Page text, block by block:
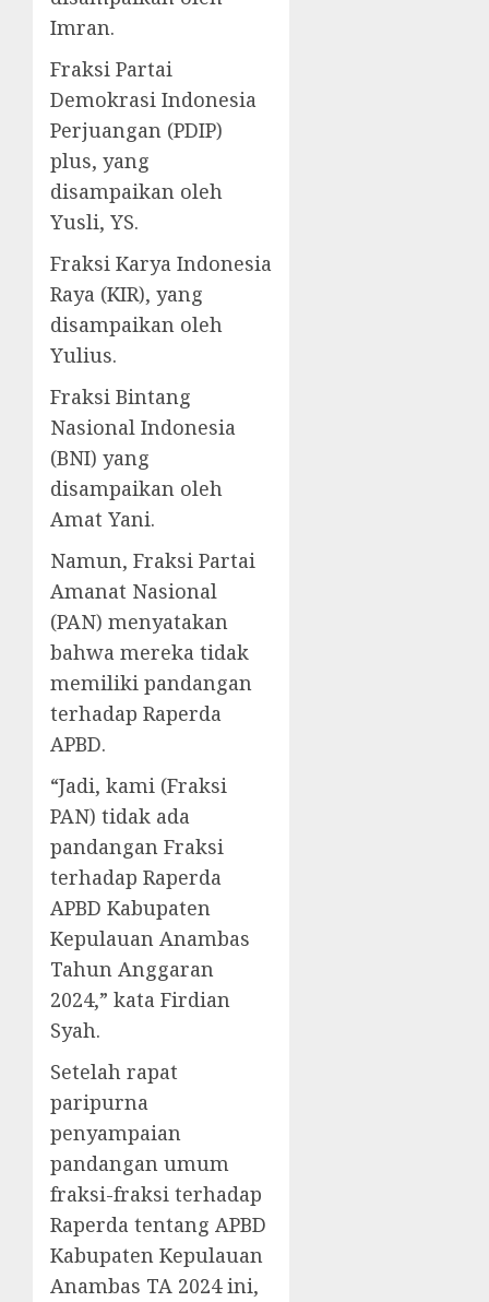
Imran.
Fraksi Partai
Demokrasi Indonesia
Perjuangan (PDIP)
plus, yang
disampaikan oleh
Yusli, YS.
Fraksi Karya Indonesia
Raya (KIR), yang
disampaikan oleh
Yulius.
Fraksi Bintang
Nasional Indonesia
(BNI) yang
disampaikan oleh
Amat Yani.
Namun, Fraksi Partai
Amanat Nasional
(PAN) menyatakan
bahwa mereka tidak
memiliki pandangan
terhadap Raperda
APBD.
“Jadi, kami (Fraksi
PAN) tidak ada
pandangan Fraksi
terhadap Raperda
APBD Kabupaten
Kepulauan Anambas
Tahun Anggaran
2024,” kata Firdian
Syah.
Setelah rapat
paripurna
penyampaian
pandangan umum
fraksi-fraksi terhadap
Raperda tentang APBD
Kabupaten Kepulauan
Anambas TA 2024 ini,